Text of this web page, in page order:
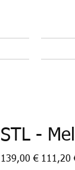
STL -
Ursprünglicher
Preis
139,00 € 111,20